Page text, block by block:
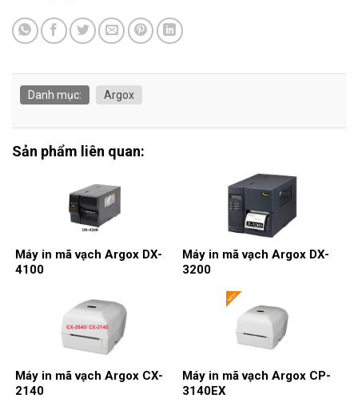
Danh mục: Argox
Sản phẩm liên quan:
Máy in mã vạch Argox DX-
4100
Máy in mã vạch Argox DX-
3200
Máy in mã vạch Argox CX-
2140
Máy in mã vạch Argox CP-
3140EX